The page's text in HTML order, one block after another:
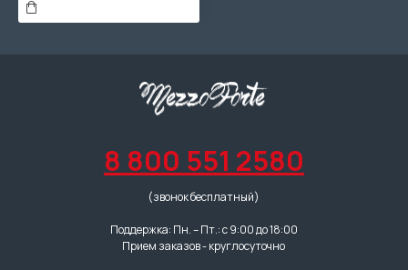
8 800 551 2580
(звонок бесплатный)
Поддержка: Пн. – Пт.: с 9:00 до 18:00
Прием заказов - круглосуточно